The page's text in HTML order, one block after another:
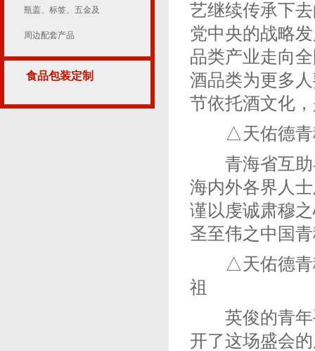
瓶盖、标签、五金及
周边配套产品
食品包装定制
艺继续传承下
党中央的战略
品类产业走向
酒品类为更多
节依托酒文化
△天佑德青
青海省互助
海内外各界人
谨以虔诚肃穆
圣至伟之中国
△天佑德青稞
祖
英俊的青年
开了这场盛会